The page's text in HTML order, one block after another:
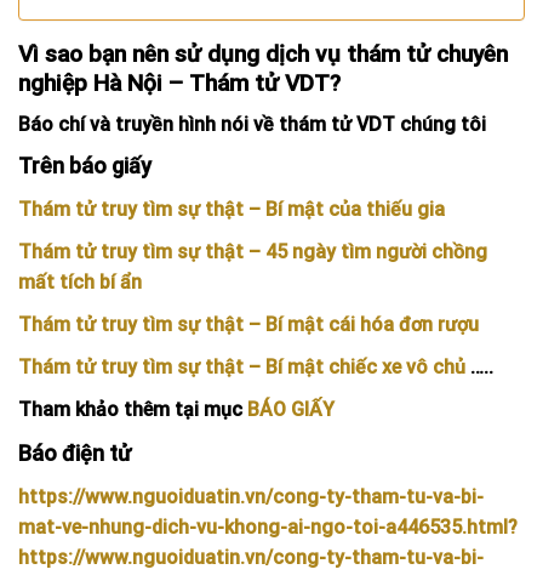
Vì sao bạn nên sử dụng dịch vụ thám tử chuyên
nghiệp Hà Nội – Thám tử VDT?
Báo chí và truyền hình nói về thám tử VDT chúng tôi
Trên báo giấy
Thám tử truy tìm sự thật – Bí mật của thiếu gia
Thám tử truy tìm sự thật – 45 ngày tìm người chồng
mất tích bí ẩn
Thám tử truy tìm sự thật – Bí mật cái hóa đơn rượu
Thám tử truy tìm sự thật – Bí mật chiếc xe vô chủ …..
Tham khảo thêm tại mục BÁO GIẤY
Báo điện tử
https://www.nguoiduatin.vn/cong-ty-tham-tu-va-bi-
mat-ve-nhung-dich-vu-khong-ai-ngo-toi-a446535.html?
https://www.nguoiduatin.vn/cong-ty-tham-tu-va-bi-